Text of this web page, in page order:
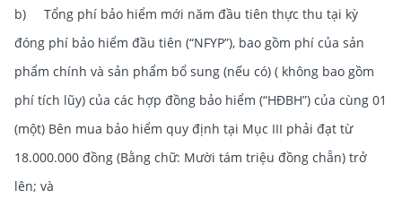
b) Tổng phí bảo hiểm mới năm đầu tiên thực thu tại kỳ
đóng phí bảo hiểm đầu tiên (“NFYP”), bao gồm phí của sản
phẩm chính và sản phẩm bổ sung (nếu có) ( không bao gồm
phí tích lũy) của các hợp đồng bảo hiểm (“HĐBH”) của cùng 01
(một) Bên mua bảo hiểm quy định tại Mục III phải đạt từ
18.000.000 đồng (Bằng chữ: Mười tám triệu đồng chẵn) trở
lên; và